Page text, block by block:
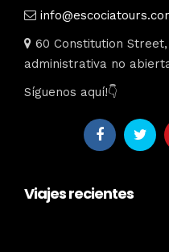
60 Constitution
administrativa no
Síguenos aquí!👇
Viajes recientes